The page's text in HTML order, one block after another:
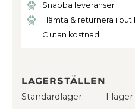
Snabba leveranser
Hämta & returnera i
C utan kostnad
Lagerställen
Standardlager I lager